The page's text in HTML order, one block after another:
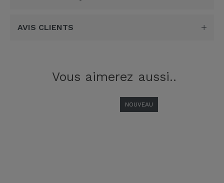
AVIS CLIENTS
Vous aimerez aussi..
NOUVEAU